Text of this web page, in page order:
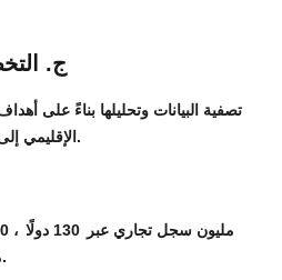
ج.
تصفية البيانات وتحليلها بناءً على
الإقليمي إلى الفروق الدقيقة في الصناعة.
800 مليون سجل تجاري عبر 130 دولًا
،
مما يمنحك منظورًا عالميًا حقًا.